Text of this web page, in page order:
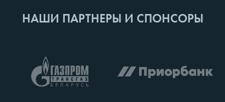
НАШИ ПАРТНЕРЫ И СПОНСОРЫ